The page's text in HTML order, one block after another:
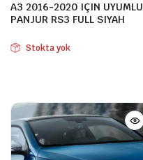
A3 2016-2020 IÇIN UYUMLU
PANJUR RS3 FULL SIYAH
Stokta yok